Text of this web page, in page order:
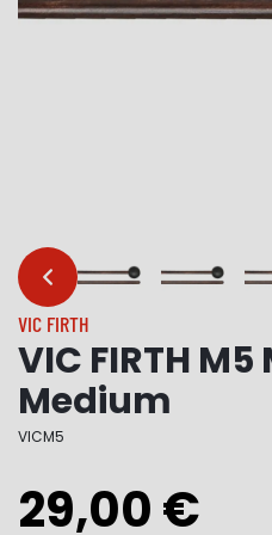
…
VIC FIRTH
VIC FIRTH
Medium
VICM5
29,00 €